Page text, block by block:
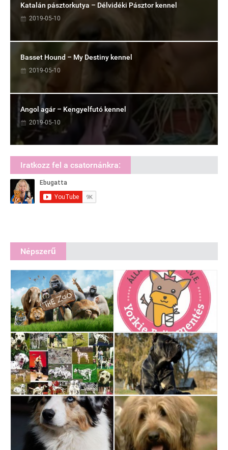
Katalán pásztorkutya – Délvidéki Pásztor kennel
2019-05-10
Basset Hound – My Destiny kennel
2019-05-10
Angol agár – Kengyelfutó kennel
2019-05-10
Iratkozz fel a csatornánkra:
Népszerű